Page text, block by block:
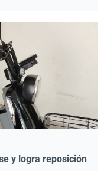
y logra reposición